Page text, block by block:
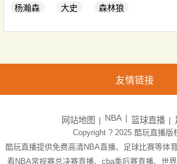
杨瀚森
大史 森林狼
友情链接
网站地图 NBA 篮球直播
Copyright ? 2025 酷玩直播版
酷玩直播提供免费高清NBA直播、足球比赛等体
看NBA常规赛总决赛直播、cba季后赛直播、世